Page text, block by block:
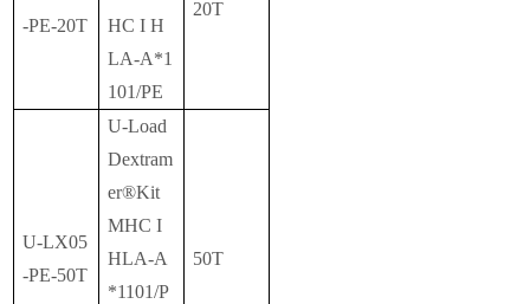
-PE-20T
HC I H
LA-A*1
101/PE
20T
U-LX05
-PE-50T
U-Load
Dextram
er®Kit
MHC I
HLA-A
*1101/P
50T